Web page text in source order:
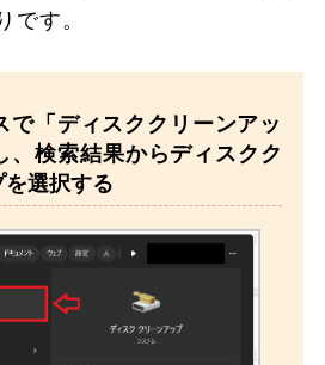
です。
で「ディスククリーンアッ
、検索結果からディスクク
を選択する